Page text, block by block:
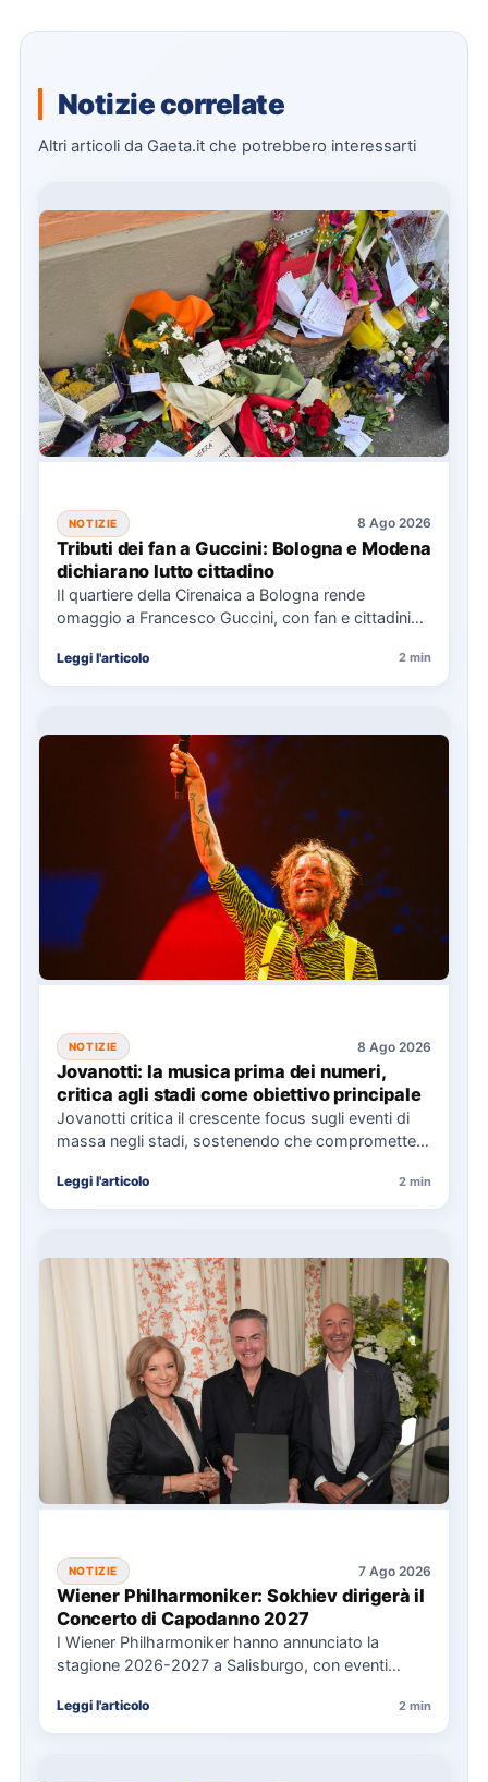
Notizie correlate
Altri articoli da Gaeta.it che potrebbero interessarti
NOTIZIE 8 Ago 2026
Tributi dei fan a Guccini: Bologna e Modena
dichiarano lutto cittadino
Il quartiere della Cirenaica a Bologna rende
omaggio a Francesco Guccini, con fan e cittadini
Leggi l'articolo 2 min
NOTIZIE 8 Ago 2026
Jovanotti: la musica prima dei numeri,
critica agli stadi come obiettivo principale
Jovanotti critica il crescente focus sugli eventi di
massa negli stadi, sostenendo che compromette
Leggi l'articolo 2 min
NOTIZIE 7 Ago 2026
Wiener Philharmoniker: Sokhiev dirigerà il
Concerto di Capodanno 2027
I Wiener Philharmoniker hanno annunciato la
stagione 2026-2027 a Salisburgo, con eventi
Leggi l'articolo 2 min